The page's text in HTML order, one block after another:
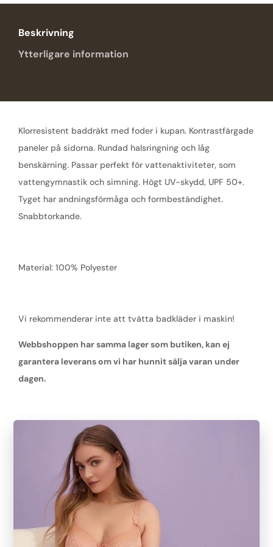
Beskrivning
Ytterligare information
Klorresistent baddräkt med foder i kupan. Kontrastfärgade
paneler på sidorna. Rundad halsringning och låg
benskärning. Passar perfekt för vattenaktiviteter, som
vattengymnastik och simning. Högt UV-skydd, UPF 50+.
Tyget har andningsförmåga och formbeständighet.
Snabbtorkande.
Material: 100% Polyester
Vi rekommenderar inte att tvätta badkläder i maskin!
Webbshoppen har samma lager som butiken, kan ej
garantera leverans om vi har hunnit sälja varan under
dagen.